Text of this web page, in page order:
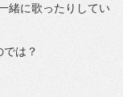
緒に歌ったりしてい
は？